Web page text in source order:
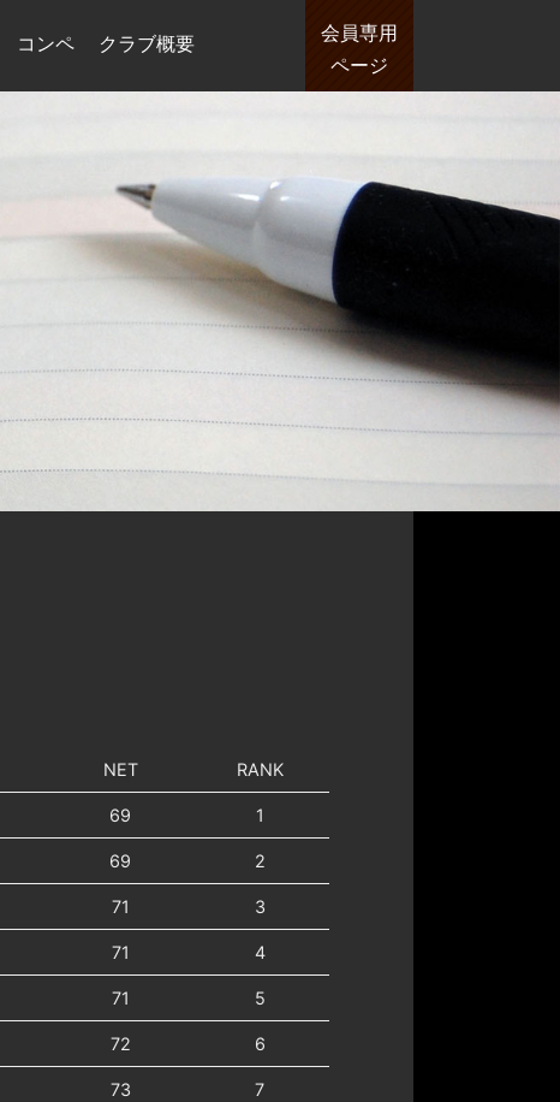
コンペ クラブ概要
会員専用
ページ
NET RANK
69 1
69 2
71 3
71 4
71 5
72 6
73 7